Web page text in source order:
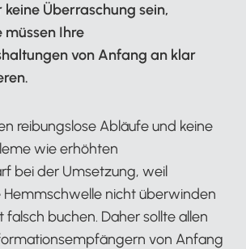
keine Überraschung sein,
müssen Ihre
von Anfang an klar
reibungslose Abläufe und keine
wie erhöhten
bei der Umsetzung, weil
nicht überwinden
buchen. Daher sollte allen
von Anfang